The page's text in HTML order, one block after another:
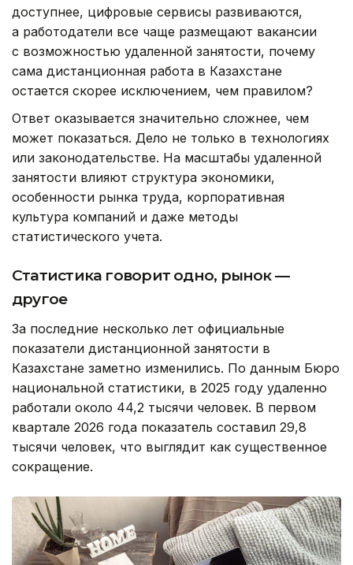
доступнее, цифровые сервисы развиваются,
а работодатели все чаще размещают вакансии
с возможностью удаленной занятости, почему
сама дистанционная работа в Казахстане
остается скорее исключением, чем правилом?
Ответ оказывается значительно сложнее, чем
может показаться. Дело не только в технологиях
или законодательстве. На масштабы удаленной
занятости влияют структура экономики,
особенности рынка труда, корпоративная
культура компаний и даже методы
статистического учета.
Статистика говорит одно, рынок —
другое
За последние несколько лет официальные
показатели дистанционной занятости в
Казахстане заметно изменились. По данным Бюро
национальной статистики, в 2025 году удаленно
работали около 44,2 тысячи человек. В первом
квартале 2026 года показатель составил 29,8
тысячи человек, что выглядит как существенное
сокращение.